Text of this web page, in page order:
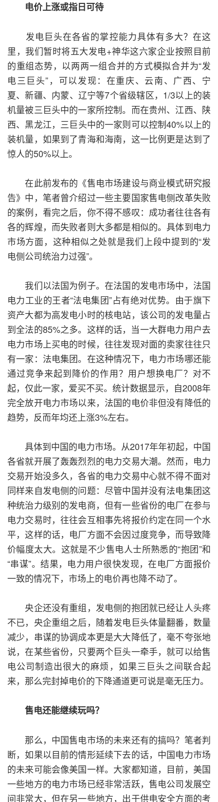
电价上涨或指日可待
发电巨头在各省的掌控能力具体有多大？在这
里，我们暂时将五大发电+神华这六家企业按照目前
的重组态势，以两两一组合并的方式模拟合并为“发
电三巨头”，可以发现：在重庆、云南、广西、宁
夏、新疆、内蒙、辽宁等7个省级辖区，1/3以上的装
机量被三巨头中的一家所控制。而在贵州、江西、陕
西、黑龙江，三巨头中的一家则可以控制40%以上的
装机量，如果到了青海和海南，这一比例更是达到了
惊人的50%以上。
在此前发布的《售电市场建设与商业模式研究报
告》中，笔者曾介绍过一些主要国家售电侧改革失败
的案例，看完之后，你不得不感叹：成功者往往各有
各的辉煌，而失败者则大多都是相似的。具体到电力
市场方面，这种相似之处就是我们上段中提到的“发
电侧公司统治力过强”。
我们以法国为例子。在法国的发电市场中，法国
电力工业的王者“法电集团”占有绝对优势。由于旗下
资产大都为高发电小时的核电站，该公司的发电量占
到全法的85%之多。这样的话，当一大群电力用户去
电力市场上买电的时候，往往发现对面的卖家往往只
有一家：法电集团。在这种情况下，电力市场哪还能
通过竞争来起到降价的作用？用户想换电厂？对不
起，仅此一家，爱买不买。统计数据显示，自2008年
完全放开电力市场以来，法国的电价非但没有降低的
趋势，反而年均还上涨3%左右。
具体到中国的电力市场。从2017年年初起，中国
各省就开展了轰轰烈烈的电力交易大潮。然而，电力
交易开始没多久，各省的电力交易中心就不得不面对
同样来自发电侧的问题：尽管中国并没有法电集团这
种统治力级别的发电商，但有一些省份的电厂在参与
电力交易时，往往会互相事先将报价约定在同一个水
平，这样的话，电厂方面不会因过度竞争，而导致降
价幅度太大。这就是不少售电人士所熟悉的“抱团”和
“串谋”。结果，电力用户很快发现，在电厂方面报价
一致的情况下，市场上的电价再也降不动了。
央企还没有重组，发电侧的抱团就已经让人头疼
不已，央企重组之后，随着发电巨头体量翻番，数量
减少，串谋的协调成本更是大大降低了，毫不夸张地
说，在某些省份，只要两个巨头一牵手，就可以给售
电公司制造出很大的麻烦，如果三巨头之间联合起
来，那么完封掉电价的下降通道更可说是毫无压力。
售电还能继续玩吗？
那么，中国售电市场的未来还有的搞吗？笔者判
断，如果以目前的情形延续下去的话，中国电力市场
的未来可能会像美国一样。大家都知道，目前，美国
一些地方的电力市场已经非常活跃，售电公司发展空
间非常大，但在另一些地方，出于供电安全方面的考